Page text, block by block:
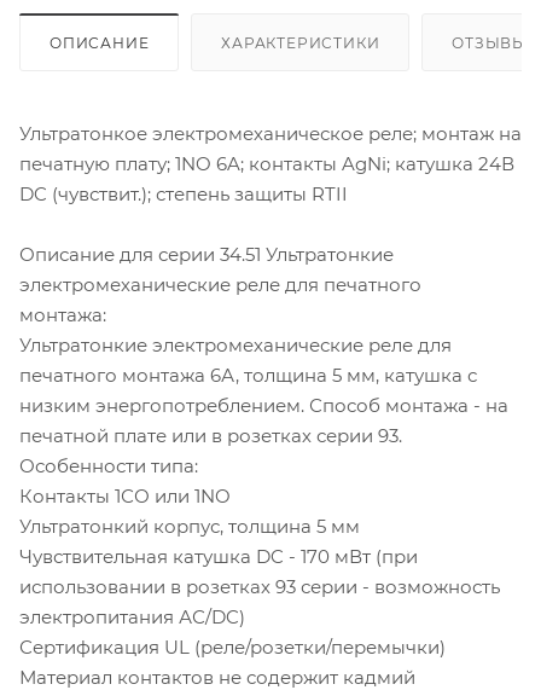
ОПИСАНИЕ ХАРАКТЕРИСТИКИ ОТЗЫВЫ
Ультратонкое электромеханическое реле; монтаж на
печатную плату; 1NO 6A; контакты AgNi; катушка 24В
DC (чувствит.); степень защиты RTII
Описание для серии 34.51 Ультратонкие
электромеханические реле для печатного
монтажа:
Ультратонкие электромеханические реле для
печатного монтажа 6А, толщина 5 мм, катушка с
низким энергопотреблением. Способ монтажа - на
печатной плате или в розетках серии 93.
Особенности типа:
Контакты 1СО или 1NO
Ультратонкий корпус, толщина 5 мм
Чувствительная катушка DC - 170 мВт (при
использовании в розетках 93 серии - возможность
электропитания АС/DC)
Сертификация UL (реле/розетки/перемычки)
Материал контактов не содержит кадмий